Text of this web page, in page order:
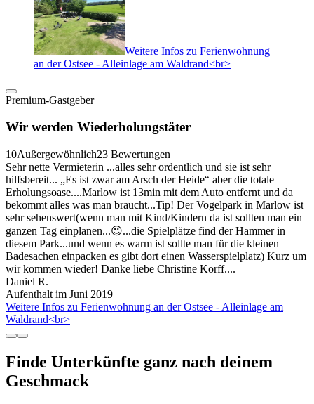
Weitere Infos zu Ferienwohnung
an der Ostsee - Alleinlage am Waldrand<br>
Premium-Gastgeber
Wir werden Wiederholungstäter
10Außergewöhnlich23 Bewertungen
Sehr nette Vermieterin ...alles sehr ordentlich und sie ist sehr
hilfsbereit... „Es ist zwar am Arsch der Heide“ aber die totale
Erholungsoase....Marlow ist 13min mit dem Auto entfernt und da
bekommt alles was man braucht...Tip! Der Vogelpark in Marlow ist
sehr sehenswert(wenn man mit Kind/Kindern da ist sollten man ein
ganzen Tag einplanen...😉...die Spielplätze find der Hammer in
diesem Park...und wenn es warm ist sollte man für die kleinen
Badesachen einpacken es gibt dort einen Wasserspielplatz) Kurz um
wir kommen wieder! Danke liebe Christine Korff....
Daniel R.
Aufenthalt im Juni 2019
Weitere Infos zu Ferienwohnung an der Ostsee - Alleinlage am
Waldrand<br>
Finde Unterkünfte ganz nach deinem
Geschmack